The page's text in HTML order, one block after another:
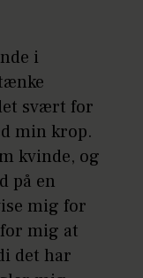
i
svært for
min krop.
kvinde, og
på en
mig for
mig at
det har